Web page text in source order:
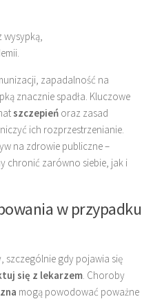
zapadalność na
znacznie spadła. Kluczowe
szczepień oraz zasad
ich rozprzestrzenianie.
na zdrowie publiczne –
chronić zarówno siebie, jak i
w przypadku
szczególnie gdy pojawia się
się z lekarzem . Choroby
mogą powodować poważne